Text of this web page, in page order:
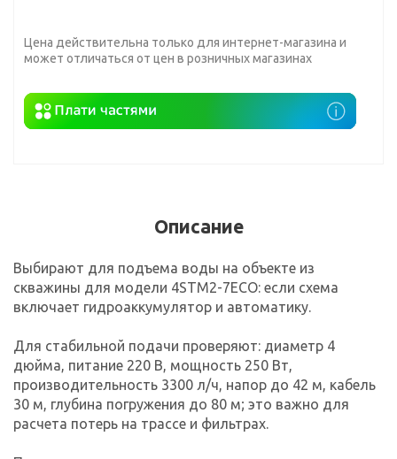
Цена действительна только для интернет-магазина и
может отличаться от цен в розничных магазинах
Описание
Выбирают для подъема воды на объекте из
скважины для модели 4STM2-7ECO: если схема
включает гидроаккумулятор и автоматику.
Для стабильной подачи проверяют: диаметр 4
дюйма, питание 220 В, мощность 250 Вт,
производительность 3300 л/ч, напор до 42 м, кабель
30 м, глубина погружения до 80 м; это важно для
расчета потерь на трассе и фильтрах.